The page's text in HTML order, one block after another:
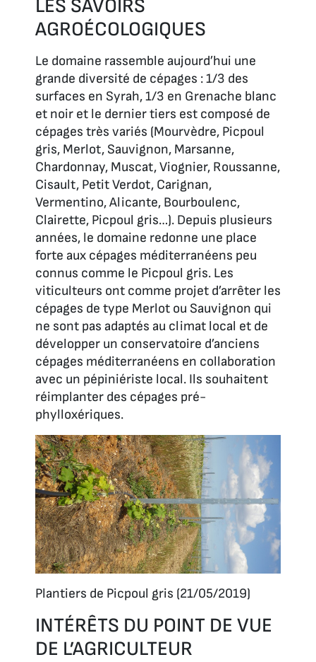
LES SAVOIRS
AGROÉCOLOGIQUES
Le domaine rassemble aujourd’hui une
grande diversité de cépages : 1/3 des
surfaces en Syrah, 1/3 en Grenache blanc
et noir et le dernier tiers est composé de
cépages très variés (Mourvèdre, Picpoul
gris, Merlot, Sauvignon, Marsanne,
Chardonnay, Muscat, Viognier, Roussanne,
Cisault, Petit Verdot, Carignan,
Vermentino, Alicante, Bourboulenc,
Clairette, Picpoul gris…). Depuis plusieurs
années, le domaine redonne une place
forte aux cépages méditerranéens peu
connus comme le Picpoul gris. Les
viticulteurs ont comme projet d’arrêter les
cépages de type Merlot ou Sauvignon qui
ne sont pas adaptés au climat local et de
développer un conservatoire d’anciens
cépages méditerranéens en collaboration
avec un pépiniériste local. Ils souhaitent
réimplanter des cépages pré-
phylloxériques.
Plantiers de Picpoul gris (21/05/2019)
INTÉRÊTS DU POINT DE VUE
DE L’AGRICULTEUR